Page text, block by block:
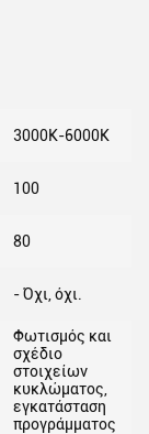
3000K-6000K
100
80
- Όχι, όχι.
Φωτισμός και
σχέδιο
στοιχείων
κυκλώματος,
εγκατάσταση
προγράμματος